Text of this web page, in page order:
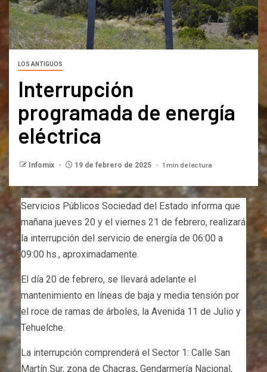
LOS ANTIGUOS
Interrupción
programada de energía
eléctrica
Infomix 19 de febrero de 2025 1 min de lectura
Servicios Públicos Sociedad del Estado informa que
mañana jueves 20 y el viernes 21 de febrero, realizará
la interrupción del servicio de energía de 06:00 a
09:00 hs., aproximadamente.
El día 20 de febrero, se llevará adelante el
mantenimiento en líneas de baja y media tensión por
el roce de ramas de árboles, la Avenida 11 de Julio y
Tehuelche.
La interrupción comprenderá el Sector 1: Calle San
Martín Sur, zona de Chacras, Gendarmería Nacional,